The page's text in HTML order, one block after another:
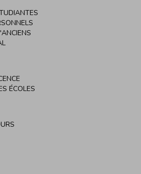
ÉCOLES